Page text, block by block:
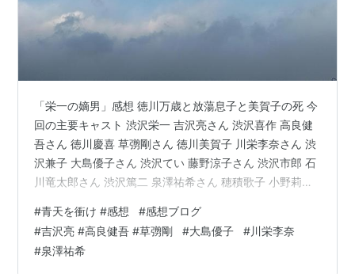
「栄一の嫡男」感想 徳川万歳と放蕩息子と美賀子の死 今
回の主要キャスト 渋沢栄一 吉沢亮さん 渋沢喜作 高良健
吾さん 徳川慶喜 草彅剛さん 徳川美賀子 川栄李奈さん 渋
沢兼子 大島優子さん 渋沢てい 藤野涼子さん 渋沢市郎 石
川竜太郎さん 渋沢篤二 泉澤祐希さん 穂積歌子 小野莉奈
谷芳郎 内野謙太さん 大内くに 仁村紗和さん 渋沢文子 八
木優希さん 渋沢敦子 藤松祥子さん 渋沢武之助 熊谷すば
るさん 伊藤博文 山崎育三郎さん 井上馨 福士誠治さん 井
#青天を衝け #感想 #感想ブログ
#吉沢亮 #高良健吾 #草彅剛 #大島優子 #川栄李奈
#泉澤祐希